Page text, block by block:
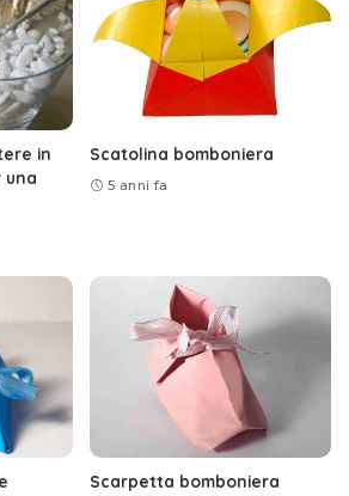
in
una
Scatolina bomboniera
5 anni fa
Scarpetta bomboniera